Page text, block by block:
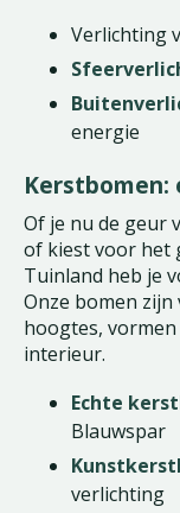
Verlichting
energie
Kerstbomen:
Of je nu de geur
of kiest voor het
Tuinland heb je
Onze bomen
hoogtes,
interieur.
Echte
Blauwspar
verlichting